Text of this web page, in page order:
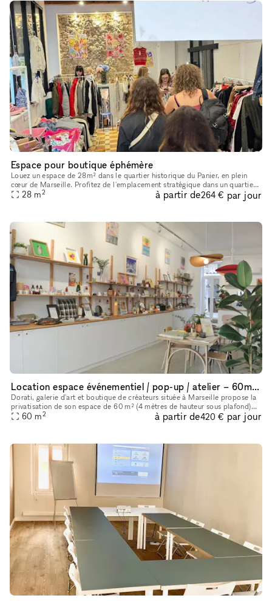
Espace pour boutique éphémère
Louez un espace de 28m² dans le quartier historique du Panier, en plein
cœur de Marseille. Profitez de l'emplacement stratégique dans un quartier
très fréquenté par les touristes, idéal pour une bout
28 m2 à partir de264 € par jour
Location espace événementiel / pop-up / atelier – 60m² + terrasse – Marseille
Dorati, galerie d'art et boutique de créateurs située à Marseille propose la
privatisation de son espace de 60 m² (4 mètres de hauteur sous plafond)
avec 20 m² de patio. Un lieu atypique et chaleure
60 m2 à partir de420 € par jour